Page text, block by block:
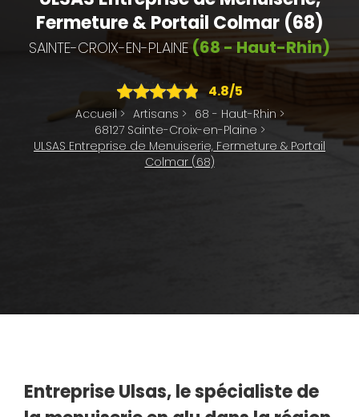
Fermeture & Portail Colmar (68)
SAINTE-CROIX-EN-PLAINE(68 - Haut-Rhin)
4.8/5
Accueil > Artisans > 68 - Haut-Rhin >
68127 Sainte-Croix-en-Plaine >
ULSAS Entreprise de Menuiserie, Fermeture & Portail
Colmar (68)
Entreprise Ulsas, le spécialiste de